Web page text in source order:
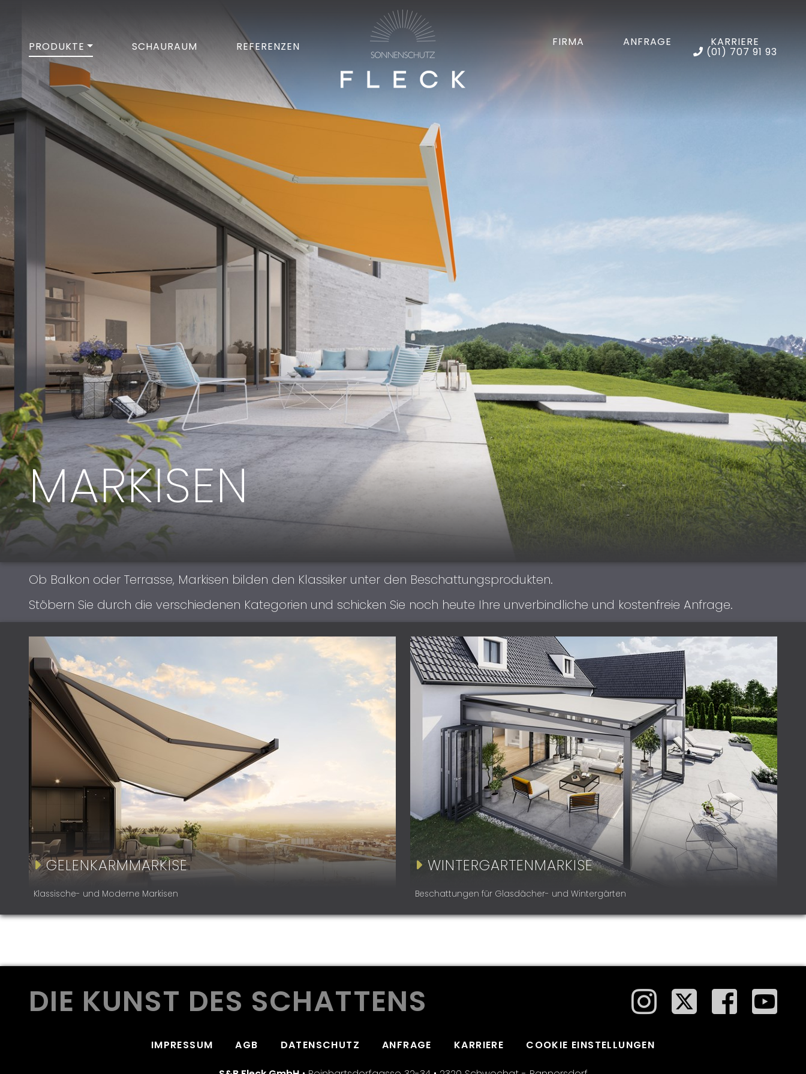
PRODUKTE SCHAURAUM REFERENZEN FIRMA ANFRAGE KARRIERE
(01) 707 91 93
MARKISEN
Ob Balkon oder Terrasse, Markisen bilden den Klassiker unter den Beschattungsprodukten.
Stöbern Sie durch die verschiedenen Kategorien und schicken Sie noch heute Ihre unverbindliche und kostenfreie Anfrage.
GELENKARMMARKISE
Klassische- und Moderne Markisen
WINTERGARTENMARKISE
Beschattungen für Glasdächer- und Wintergärten
DIE KUNST DES SCHATTENS
IMPRESSUM AGB DATENSCHUTZ ANFRAGE KARRIERE COOKIE EINSTELLUNGEN